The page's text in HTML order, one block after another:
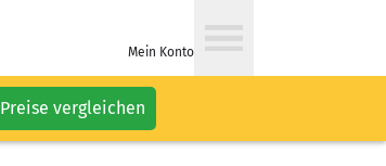
Mein Konto
Preise vergleichen